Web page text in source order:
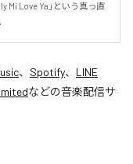
Mi Love Ya」という真っ直
、 Spotify、 LINE
などの音楽配信サ